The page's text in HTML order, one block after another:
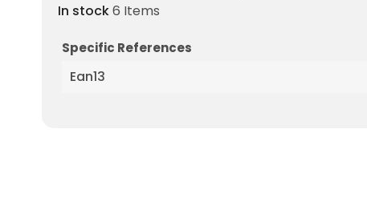
In stock6 Items
Specific References
Ean13